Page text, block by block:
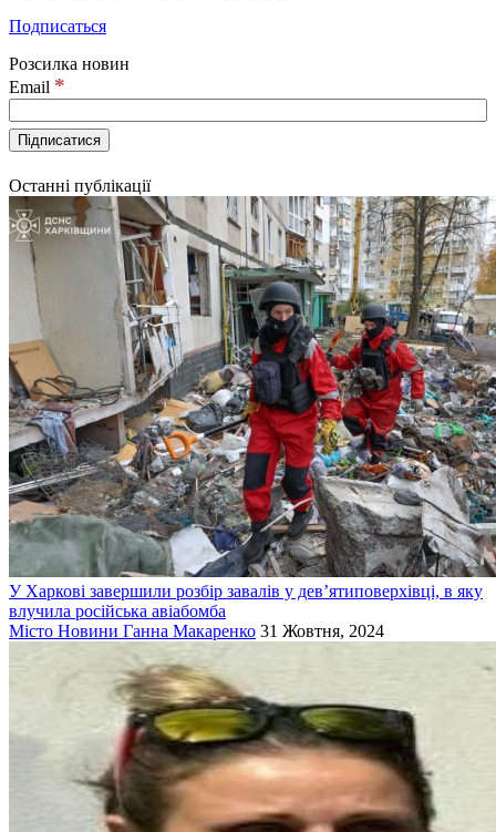
Подписаться
Розсилка новин
Email *
Останні публікації
У Харкові завершили розбір завалів у дев’ятиповерхівці, в яку
влучила російська авіабомба
Місто Новини Ганна Макаренко 31 Жовтня, 2024